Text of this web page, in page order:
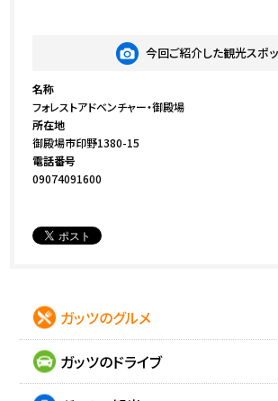
今回ご紹介した観光スポ
名称
フォレストアドベンチャー・御殿場
所在地
御殿場市印野1380-15
電話番号
09074091600
ガッツのグルメ
ガッツのドライブ